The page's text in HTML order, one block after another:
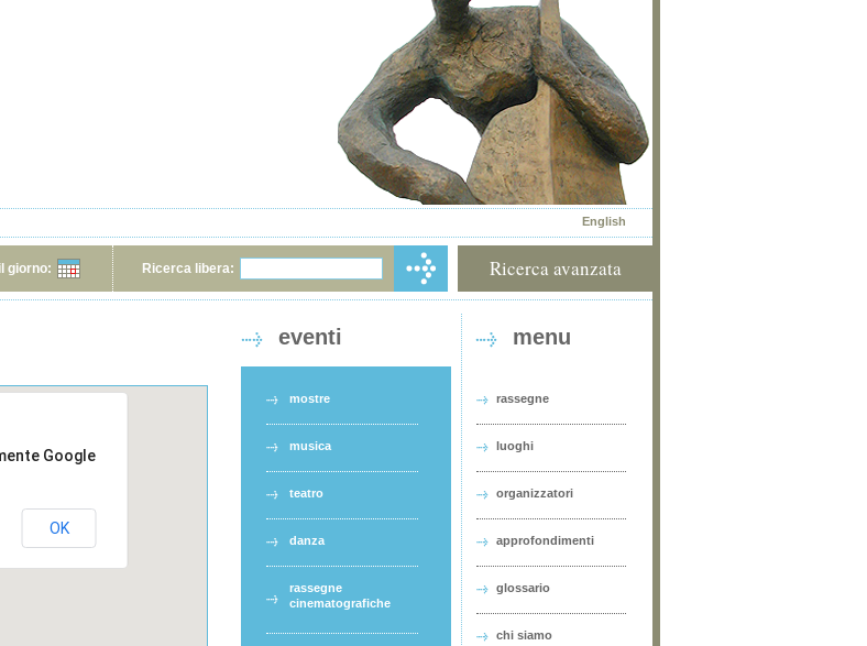
English
giorno: Ricerca libera: Ricerca avanzata
Google
OK
eventi
mostre
musica
teatro
danza
rassegne
cinematografiche
menu
rassegne
luoghi
organizzatori
approfondimenti
glossario
chi siamo